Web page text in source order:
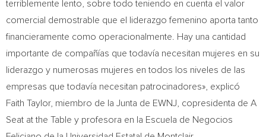
terriblemente lento, sobre todo teniendo en cuenta el valor
comercial demostrable que el liderazgo femenino aporta tanto
financieramente como operacionalmente. Hay una cantidad
importante de compañías que todavía necesitan mujeres en su
liderazgo y numerosas mujeres en todos los niveles de las
empresas que todavía necesitan patrocinadores», explicó
Faith Taylor, miembro de la Junta de EWNJ, copresidenta de A
Seat at the Table y profesora en la Escuela de Negocios